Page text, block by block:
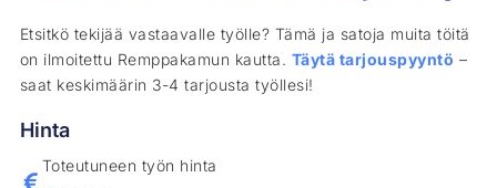
Etsitkö tekijää vastaavalle työlle? Tämä ja satoja muita töitä
on ilmoitettu Remppakamun kautta. Täytä tarjouspyyntö –
saat keskimäärin 3-4 tarjousta työllesi!
Hinta
Toteutuneen työn hinta